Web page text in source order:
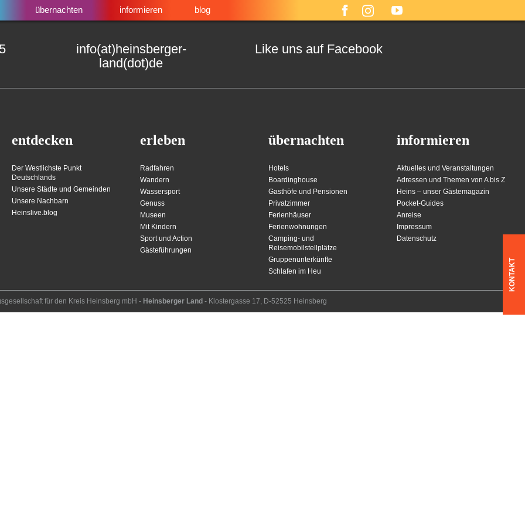
übernachten informieren blog
KONTAKT
info(at)heinsberger-
land(dot)de
Like uns auf Facebook
entdecken
Der Westlichste Punkt
Deutschlands
Unsere Städte und Gemeinden
Unsere Nachbarn
Heinslive.blog
erleben
Radfahren
Wandern
Wassersport
Genuss
Museen
Mit Kindern
Sport und Action
Gästeführungen
übernachten
Hotels
Boardinghouse
Gasthöfe und Pensionen
Privatzimmer
Ferienhäuser
Ferienwohnungen
Camping- und
Reisemobilstellplätze
Gruppenunterkünfte
Schlafen im Heu
informieren
Aktuelles und Veranstaltungen
Adressen und Themen von A bis Z
Heins – unser Gästemagazin
Pocket-Guides
Anreise
Impressum
Datenschutz
für den Kreis Heins­berg mbH - Heinsberger Land - Kloster­gasse 17, D-52525 Heinsberg